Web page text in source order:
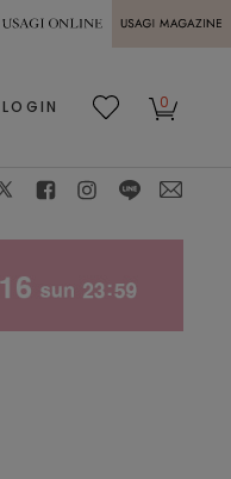
本地方を震源とする地震の影響に
MAGAZINE
LOGIN
0